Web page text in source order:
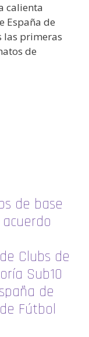
calienta
España de
las primeras
de
de base
Clubs de
Sub10
de
Fútbol